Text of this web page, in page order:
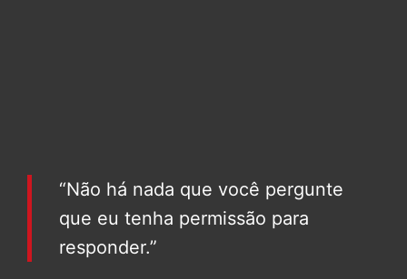
“Não há nada que você pergunte
que eu tenha permissão para
responder.”